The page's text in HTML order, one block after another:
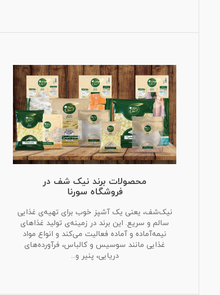
محصولات برند نیک شف در
فروشگاه سورنا
نیک‌شف، یعنی یک آشپز خوب برای تهیه‌ی غذایی
سالم و سریع. این برند در زمینه‌ی تولید غذاهای
نیمه‌آماده و آماده فعالیت می‌کند و انواع مواد
غذایی مانند سوسیس و کالباس، فرآورده‌های
دریایی، پنیر و...